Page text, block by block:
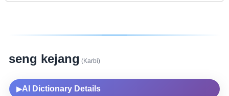
seng kejang (Karbi)
▶AI Dictionary Details